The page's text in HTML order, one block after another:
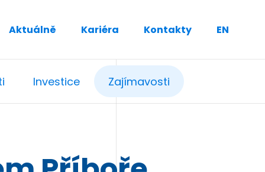
Aktuálně Kariéra Kontakty EN
Investice Zajímavosti